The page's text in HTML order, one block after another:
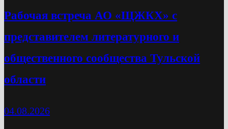
Рабочая встреча АО «ЩЖКХ» с
представителем литературного и
общественного сообщества Тульской
области
04.08.2026